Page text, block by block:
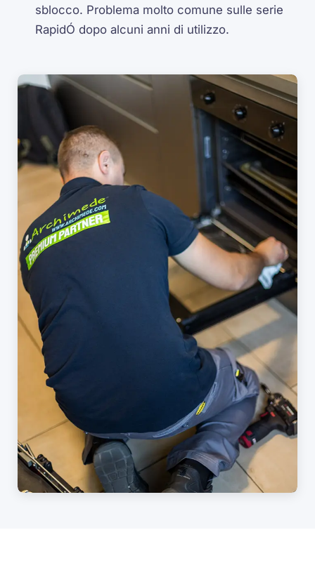
sblocco. Problema molto comune sulle serie
RapidÓ dopo alcuni anni di utilizzo.